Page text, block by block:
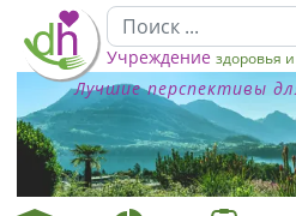
Учреждение здоровья
Лучшие перспективы